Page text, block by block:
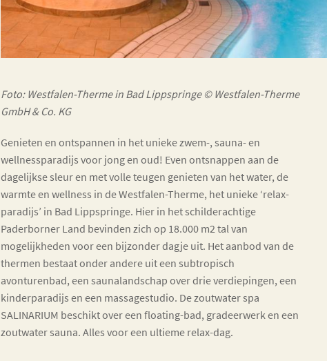
Foto: Westfalen-Therme in Bad Lippspringe © Westfalen-Therme
GmbH & Co. KG
Genieten en ontspannen in het unieke zwem-, sauna- en
wellnessparadijs voor jong en oud! Even ontsnappen aan de
dagelijkse sleur en met volle teugen genieten van het water, de
warmte en wellness in de Westfalen-Therme, het unieke ‘relax-
paradijs’ in Bad Lippspringe. Hier in het schilderachtige
Paderborner Land bevinden zich op 18.000 m2 tal van
mogelijkheden voor een bijzonder dagje uit. Het aanbod van de
thermen bestaat onder andere uit een subtropisch
avonturenbad, een saunalandschap over drie verdiepingen, een
kinderparadijs en een massagestudio. De zoutwater spa
SALINARIUM beschikt over een floating-bad, gradeerwerk en een
zoutwater sauna. Alles voor een ultieme relax-dag.